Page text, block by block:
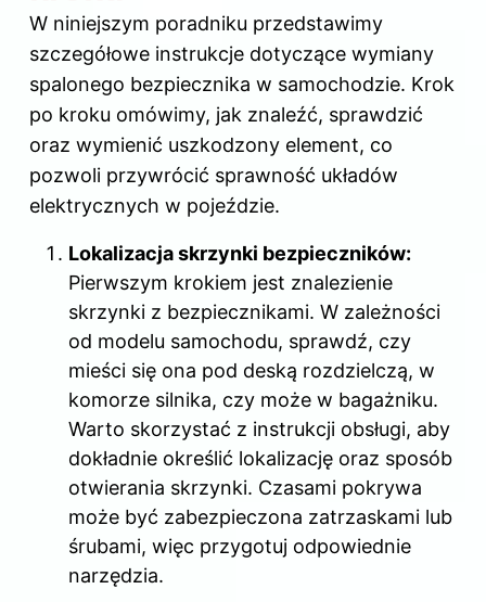
W niniejszym poradniku przedstawimy
szczegółowe instrukcje dotyczące wymiany
spalonego bezpiecznika w samochodzie. Krok
po kroku omówimy, jak znaleźć, sprawdzić
oraz wymienić uszkodzony element, co
pozwoli przywrócić sprawność układów
elektrycznych w pojeździe.
Lokalizacja skrzynki bezpieczników:
Pierwszym krokiem jest znalezienie
skrzynki z bezpiecznikami. W zależności
od modelu samochodu, sprawdź, czy
mieści się ona pod deską rozdzielczą, w
komorze silnika, czy może w bagażniku.
Warto skorzystać z instrukcji obsługi, aby
dokładnie określić lokalizację oraz sposób
otwierania skrzynki. Czasami pokrywa
może być zabezpieczona zatrzaskami lub
śrubami, więc przygotuj odpowiednie
narzędzia.